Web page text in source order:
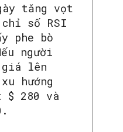
tăng vọt
số RSI
phe bò
người
giá lên
hướng
$ 280 và